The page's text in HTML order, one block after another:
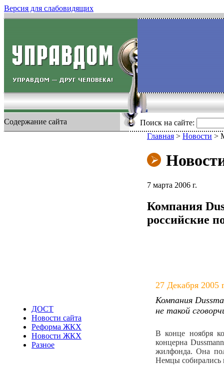
Версия для слабовидящих
Содержание сайта Поиск на сайте:
ДОСТ
Новости сайта
Реформа ЖКХ
Новости ЖКХ
Разное
Главная > Новости >
7 марта 2006 г.
Компания
российские
27 Декабря 2005
Компания
не такой
В конце ноября
концерна
жилфонда. Она
Немцы собирались